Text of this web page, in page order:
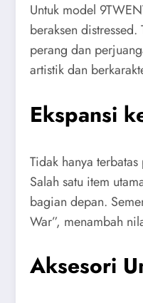
Untuk model
beraksen
perang dan
artistik dan
Ekspansi
Tidak hanya
Salah satu item
bagian depan.
War”, menambah
Aksesori